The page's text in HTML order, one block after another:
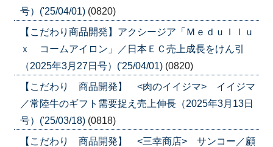
号）('25/04/01) (0820)
【こだわり商品開発】アクシージア「Ｍｅｄｕｌｌｕ
ｘ コームアイロン」／日本ＥＣ売上成長をけん引
（2025年3月27日号）('25/04/01) (0820)
【こだわり 商品開発】 <肉のイイジマ> イイジマ
／常陸牛のギフト需要捉え売上伸長（2025年3月13日
号）('25/03/18) (0818)
【こだわり 商品開発】 <三幸商店> サンコー／顧